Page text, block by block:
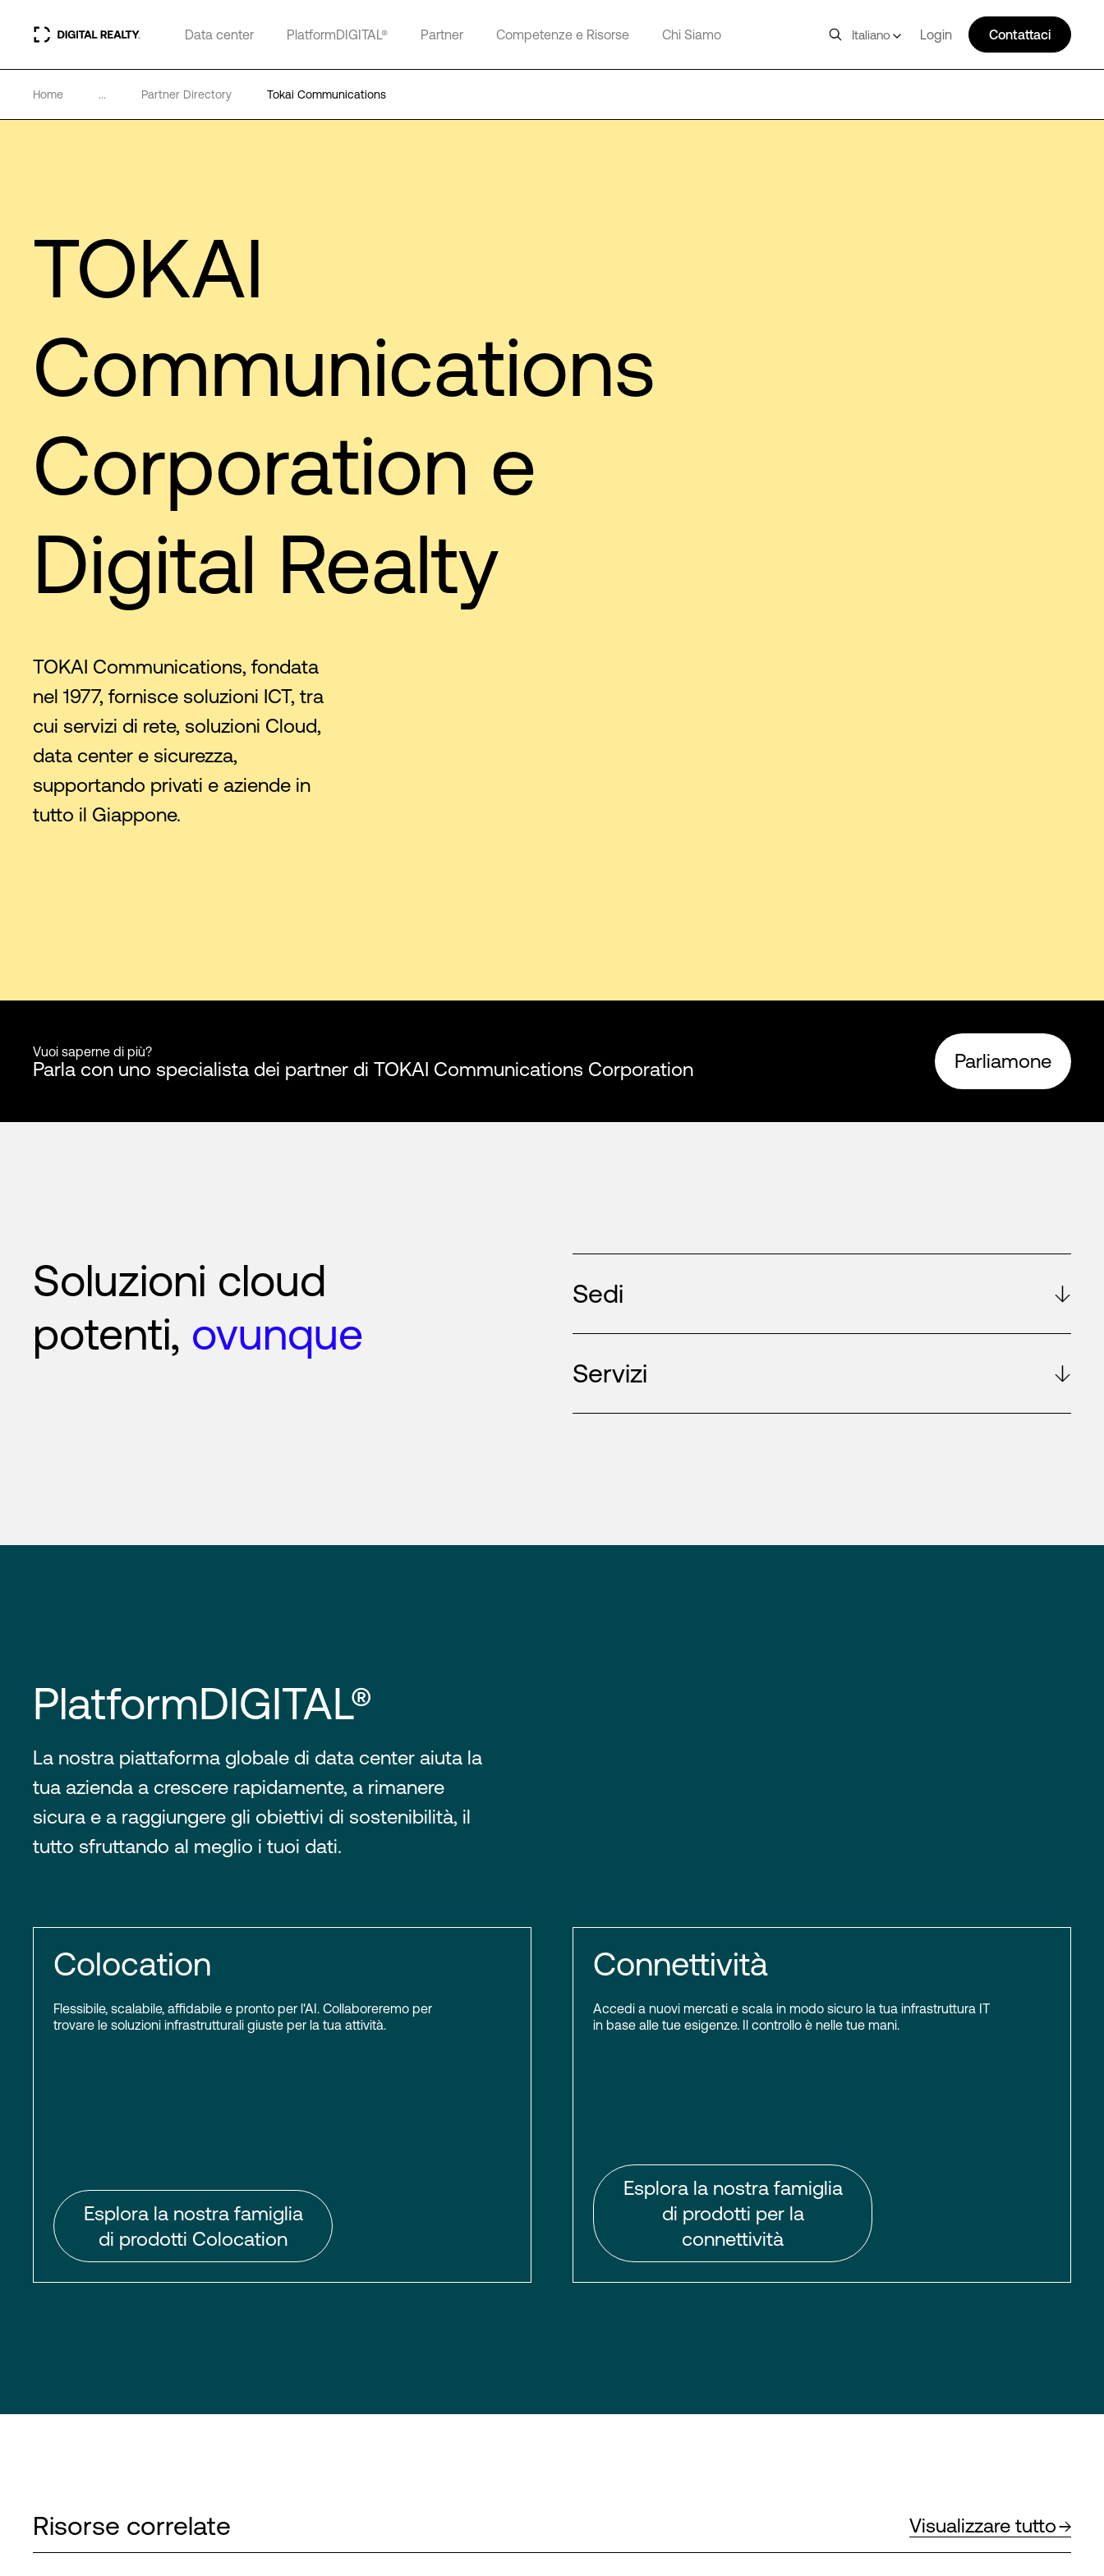
Data center PlatformDIGITAL® Partner Competenze e Risorse Chi Siamo Italiano Login Contattaci
Home ... Partner Directory Tokai Communications
TOKAI
Communications
Corporation e
Digital Realty
TOKAI Communications, fondata
nel 1977, fornisce soluzioni ICT, tra
cui servizi di rete, soluzioni Cloud,
data center e sicurezza,
supportando privati e aziende in
tutto il Giappone.
Vuoi saperne di più?
Parla con uno specialista dei partner di TOKAI Communications Corporation Parliamone
Soluzioni cloud
potenti, ovunque
Sedi
Servizi
PlatformDIGITAL®
La nostra piattaforma globale di data center aiuta la
tua azienda a crescere rapidamente, a rimanere
sicura e a raggiungere gli obiettivi di sostenibilità, il
tutto sfruttando al meglio i tuoi dati.
Colocation
Flessibile, scalabile, affidabile e pronto per l'AI. Collaboreremo per
trovare le soluzioni infrastrutturali giuste per la tua attività.
Esplora la nostra famiglia
di prodotti Colocation
Connettività
Accedi a nuovi mercati e scala in modo sicuro la tua infrastruttura IT
in base alle tue esigenze. Il controllo è nelle tue mani.
Esplora la nostra famiglia
di prodotti per la
connettività
Risorse correlate Visualizzare tutto